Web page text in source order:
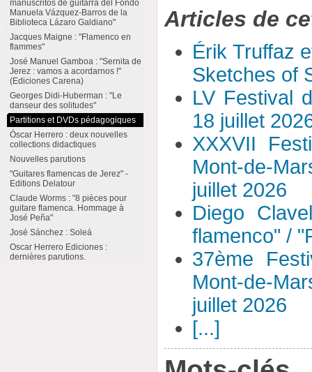
Articles de
Érik Truffaz
Sketches of
LV Festival
18 juillet
XXXVII
Mont-de-
juillet 2026
Diego
flamenco" /
37ème
Mont-de-
juillet 2026
[...]
manuscritos de guitarra del Fondo
Manuela Vázquez-Barros de la
Biblioteca Lázaro Galdiano"
Jacques Maigne : "Flamenco en
flammes"
José Manuel Gamboa : "Sernita de
Jerez : vamos a acordarnos !"
(Ediciones Carena)
Georges Didi-Huberman : "Le
danseur des solitudes"
Partitions et DVDs pédagogiques
Óscar Herrero : deux nouvelles
collections didactiques
Nouvelles parutions
"Guitares flamencas de Jerez" -
Editions Delatour
Claude Worms : "8 pièces pour
guitare flamenca. Hommage à
José Peña"
José Sánchez : Soleá
Oscar Herrero Ediciones :
dernières parutions.